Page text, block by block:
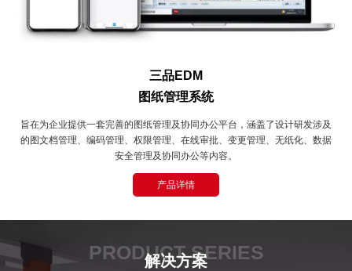
三品EDM
图纸管理系统
旨在为企业提供一套完善的图纸管理及协同办公平台，涵盖了设计研发涉及
的图文档管理、编码管理、权限管理、在线审批、变更管理、无纸化、数据
安全管理及协同办公等内容。
产品详情
PRODUCT SERIES
解决方案